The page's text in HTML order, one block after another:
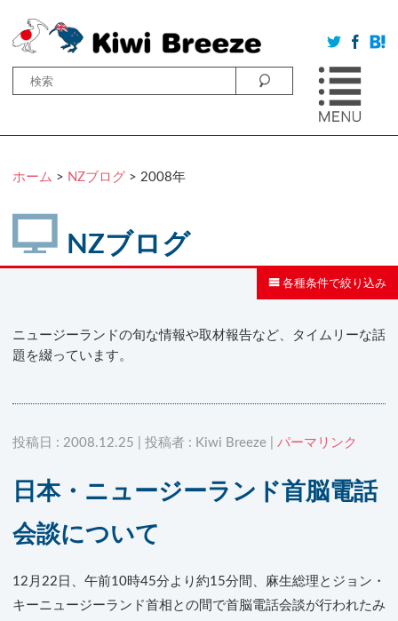
ホーム > NZブログ > 2008年
NZブログ
各種条件で絞り込み
ニュージーランドの旬な情報や取材報告など、タイムリーな話
題を綴っています。
投稿日 : 2008.12.25 | 投稿者 : Kiwi Breeze | パーマリンク
日本・ニュージーランド首脳電話
会談について
12月22日、午前10時45分より約15分間、麻生総理とジョン・
キーニュージーランド首相との間で首脳電話会談が行われたみ